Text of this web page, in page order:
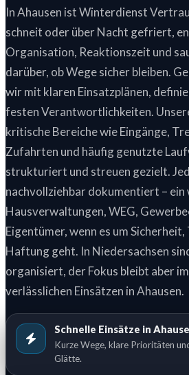
In Ahausen ist Winterdienst
schneit oder über Nacht gefriert,
Organisation, Reaktionszeit und
darüber, ob Wege sicher bleiben.
wir mit klaren Einsatzplänen,
festen Verantwortlichkeiten.
kritische Bereiche wie Eingänge,
Zufahrten und häufig genutzte
strukturiert und streuen gezielt.
nachvollziehbar dokumentiert –
Hausverwaltungen, WEG,
Eigentümer, wenn es um
Haftung geht. In Niedersachsen
organisiert, der Fokus bleibt aber
verlässlichen Einsätzen in Ahausen.
Schnelle Einsätze in
Kurze Wege, klare Prioritäten
Glätte.